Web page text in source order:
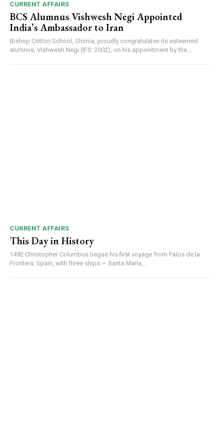
CURRENT AFFAIRS
BCS Alumnus Vishwesh Negi Appointed
India’s Ambassador to Iran
Bishop Cotton School, Shimla, proudly congratulates its esteemed
alumnus, Vishwesh Negi (IFS: 2002), on his appointment by the...
CURRENT AFFAIRS
This Day in History
1492 Christopher Columbus began his first voyage from Palos de la
Frontera, Spain, with three ships — Santa María,...